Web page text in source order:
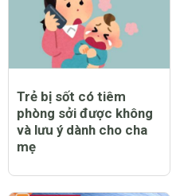
Trẻ bị sốt có tiêm
phòng sởi được không
và lưu ý dành cho cha
mẹ